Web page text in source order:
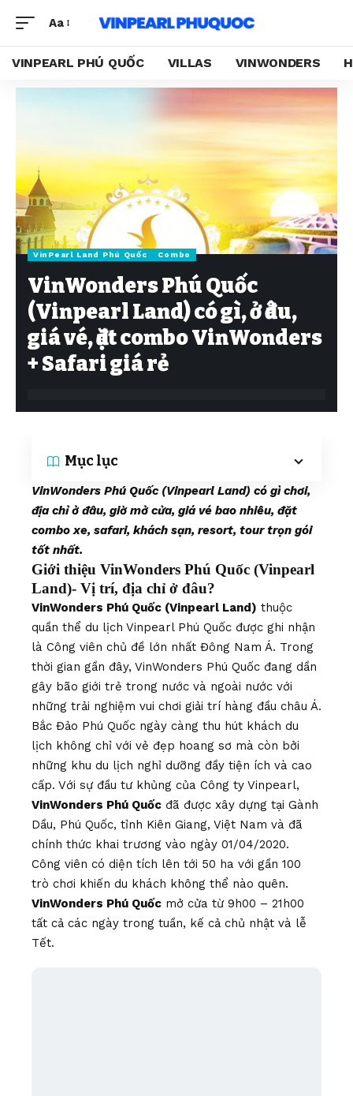
Aa
VINPEARL PHÚ QUỐC VILLAS VINWONDERS
VinPearl Land Phú Quốc Combo
VinWonders Phú Quốc
(Vinpearl Land) có gì, ở đâu,
giá vé, đặt combo VinWonders
+ Safari giá rẻ
Mục lục
VinWonders Phú Quốc (Vinpearl Land) có gì chơi,
địa chỉ ở đâu, giờ mở cửa, giá vé bao nhiêu, đặt
combo xe, safari, khách sạn, resort, tour trọn gói
tốt nhất.
Giới thiệu VinWonders Phú Quốc (Vinpearl
Land)- Vị trí, địa chỉ ở đâu?
VinWonders Phú Quốc (Vinpearl Land) thuộc
quần thể du lịch Vinpearl Phú Quốc được ghi nhận
là Công viên chủ đề lớn nhất Đông Nam Á. Trong
thời gian gần đây, VinWonders Phú Quốc đang dần
gây bão giới trẻ trong nước và ngoài nước với
những trải nghiệm vui chơi giải trí hàng đầu châu Á.
Bắc Đảo Phú Quốc ngày càng thu hút khách du
lịch không chỉ với vẻ đẹp hoang sơ mà còn bởi
những khu du lịch nghỉ dưỡng đầy tiện ích và cao
cấp. Với sự đầu tư khủng của Công ty Vinpearl,
VinWonders Phú Quốc đã được xây dựng tại Gành
Dầu, Phú Quốc, tỉnh Kiên Giang, Việt Nam và đã
chính thức khai trương vào ngày 01/04/2020.
Công viên có diện tích lên tới 50 ha với gần 100
trò chơi khiến du khách không thể nào quên.
VinWonders Phú Quốc mở cửa từ 9h00 – 21h00
tất cả các ngày trong tuần, kế cả chủ nhật và lễ
Tết.